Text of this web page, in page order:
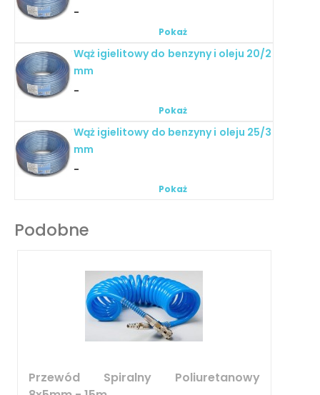
-
Pokaż
Wąż igielitowy do benzyny i oleju 20/2
mm
-
Pokaż
Wąż igielitowy do benzyny i oleju 25/3
mm
-
Pokaż
Podobne
Przewód Spiralny Poliuretanowy